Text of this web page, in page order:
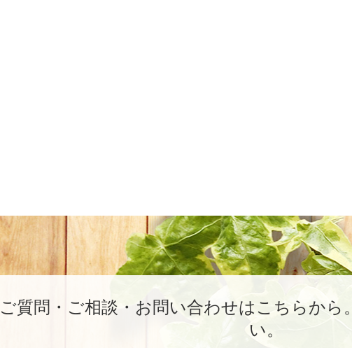
ご質問・ご相談・お問い合わせはこちらから。
い。